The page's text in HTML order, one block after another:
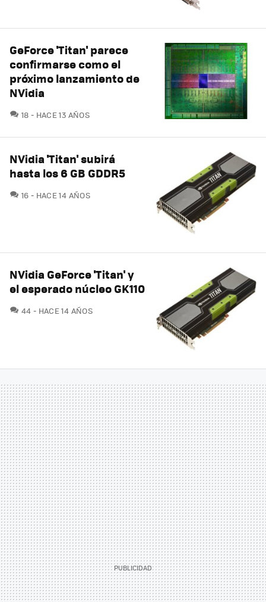
GeForce 'Titan' parece
confirmarse como el
próximo lanzamiento de
NVidia
18 COMENTARIOS
HACE 13 AÑOS
NVidia 'Titan' subirá
hasta los 6 GB GDDR5
16 COMENTARIOS
HACE 14 AÑOS
NVidia GeForce 'Titan' y
el esperado núcleo GK110
44 COMENTARIOS
HACE 14 AÑOS